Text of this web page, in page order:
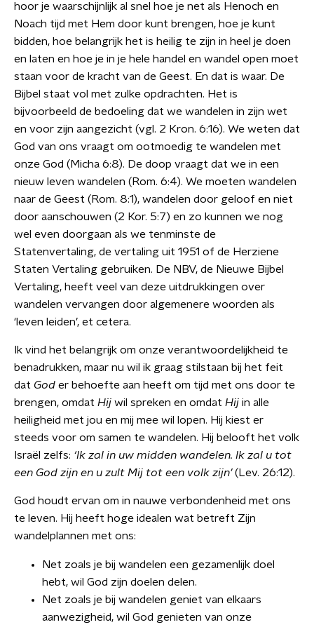
hoor je waarschijnlijk al snel hoe je net als Henoch en
Noach tijd met Hem door kunt brengen, hoe je kunt
bidden, hoe belangrijk het is heilig te zijn in heel je doen
en laten en hoe je in je hele handel en wandel open moet
staan voor de kracht van de Geest. En dat is waar. De
Bijbel staat vol met zulke opdrachten. Het is
bijvoorbeeld de bedoeling dat we wandelen in zijn wet
en voor zijn aangezicht (vgl. 2 Kron. 6:16). We weten dat
God van ons vraagt om ootmoedig te wandelen met
onze God (Micha 6:8). De doop vraagt dat we in een
nieuw leven wandelen (Rom. 6:4). We moeten wandelen
naar de Geest (Rom. 8:1), wandelen door geloof en niet
door aanschouwen (2 Kor. 5:7) en zo kunnen we nog
wel even doorgaan als we tenminste de
Statenvertaling, de vertaling uit 1951 of de Herziene
Staten Vertaling gebruiken. De NBV, de Nieuwe Bijbel
Vertaling, heeft veel van deze uitdrukkingen over
wandelen vervangen door algemenere woorden als
‘leven leiden’, et cetera.
Ik vind het belangrijk om onze verantwoordelijkheid te
benadrukken, maar nu wil ik graag stilstaan bij het feit
dat God er behoefte aan heeft om tijd met ons door te
brengen, omdat Hij wil spreken en omdat Hij in alle
heiligheid met jou en mij mee wil lopen. Hij kiest er
steeds voor om samen te wandelen. Hij belooft het volk
Israël zelfs: ‘Ik zal in uw midden wandelen. Ik zal u tot
een God zijn en u zult Mij tot een volk zijn’(Lev. 26:12).
God houdt ervan om in nauwe verbondenheid met ons
te leven. Hij heeft hoge idealen wat betreft Zijn
wandelplannen met ons:
Net zoals je bij wandelen een gezamenlijk doel
hebt, wil God zijn doelen delen.
Net zoals je bij wandelen geniet van elkaars
aanwezigheid, wil God genieten van onze